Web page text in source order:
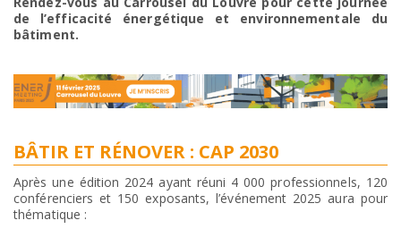
de l’efficacité énergétique et environnementale du
bâtiment.
BÂTIR ET RÉNOVER : CAP 2030
Après une édition 2024 ayant réuni 4 000 professionnels, 120
conférenciers et 150 exposants, l’événement 2025 aura pour
thématique :